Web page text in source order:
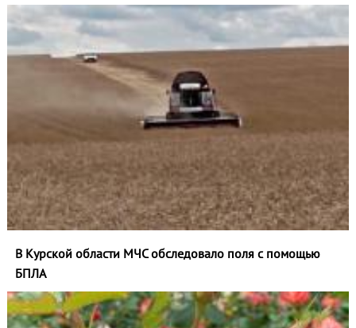
В Курской области МЧС обследовало поля с помощью
БПЛА